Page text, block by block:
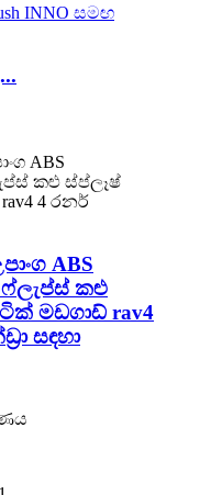
ABS
කළු
මඩගාඩ් rav4
සඳහා